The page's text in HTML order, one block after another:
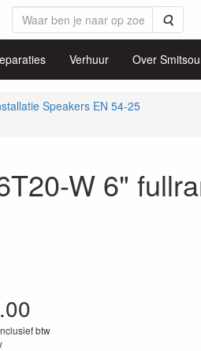
Verhuur Over
Speakers EN 54-25
W 6"
btw